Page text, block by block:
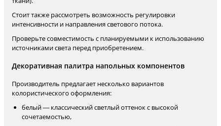
Стоит также рассмотреть возможность регулировки
интенсивности и направления светового потока.
Проверьте совместимость с планируемыми к использованию
источниками света перед приобретением.
Декоративная палитра напольных компонентов
Производитель предлагает несколько вариантов
колористического оформления:
белый — классический светлый оттенок с высокой
сочетаемостью,